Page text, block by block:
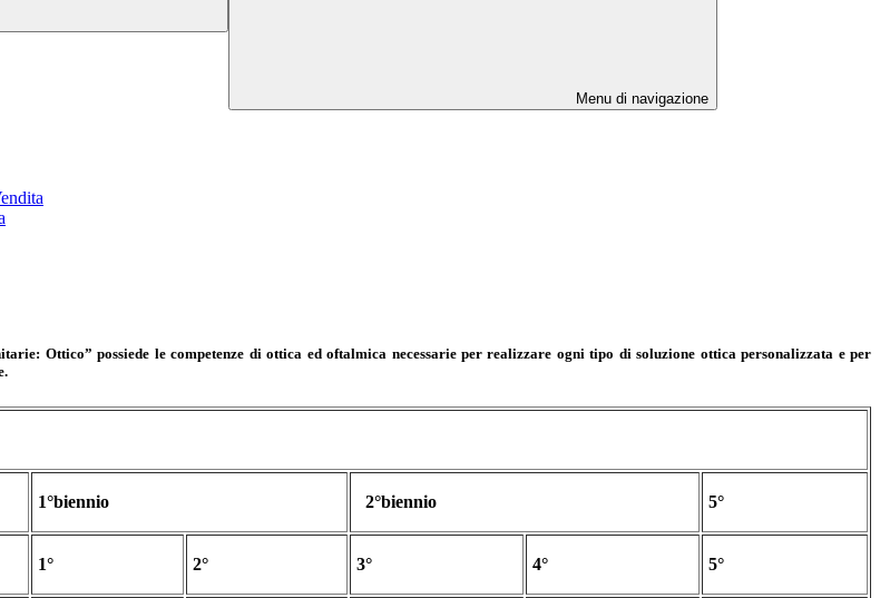
Menu di navigazione
Ottico” possiede le competenze di ottica ed oftalmica necessarie per realizzare ogni tipo di soluzione ottica personalizzata e per
1°biennio 2°biennio 5°
1° 2° 3° 4° 5°